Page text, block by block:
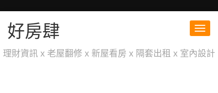
好房肆
理財資訊 x 老屋翻修 x 新屋看房 x 隔套出租 x 室內設計